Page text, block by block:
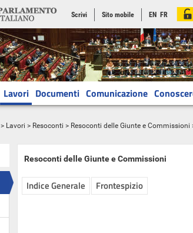
Scrivi Sito mobile EN FR
Lavori Documenti Comunicazione
> Lavori > Resoconti > Resoconti delle Giunte e Commissioni
Resoconti delle Giunte e Commissioni
Indice Generale Frontespizio